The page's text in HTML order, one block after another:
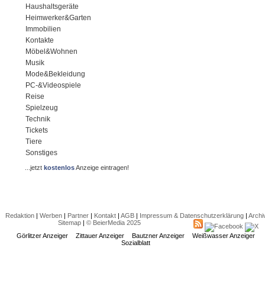
Haushaltsgeräte
Heimwerker&Garten
Immobilien
Kontakte
Möbel&Wohnen
Musik
Mode&Bekleidung
PC-&Videospiele
Reise
Spielzeug
Technik
Tickets
Tiere
Sonstiges
...jetztkostenlosAnzeige eintragen!
Redaktion| Werben| Partner| Kontakt| AGB| Impressum & Datenschutzerklärung|
Sitemap| © BeierMedia 2025
Görlitzer Anzeiger
Zittauer Anzeiger Bautzner Anzeiger
Weißwasser Anzeiger
Sozialblatt